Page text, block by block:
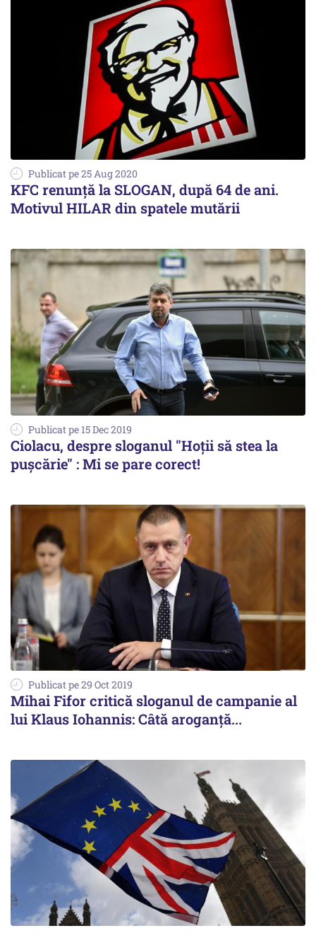
Publicat pe 25 Aug 2020
KFC renunță la SLOGAN, după 64 de ani.
Motivul HILAR din spatele mutării
Publicat pe 15 Dec 2019
Ciolacu, despre sloganul "Hoţii să stea la
puşcărie" : Mi se pare corect!
Publicat pe 29 Oct 2019
Mihai Fifor critică sloganul de campanie al
lui Klaus Iohannis: Câtă aroganţă...